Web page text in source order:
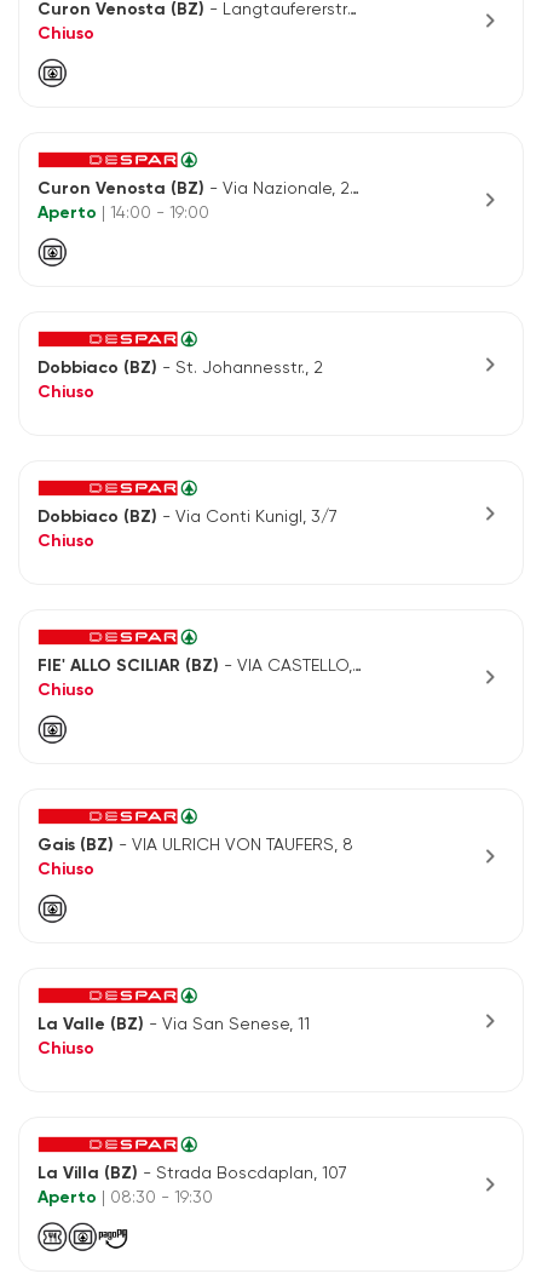
Curon Venosta (BZ) - Langtaufererstrasse n.2
Chiuso
chevron_right
Curon Venosta (BZ) - Via Nazionale, 21/a
Aperto
| 14:00 - 19:00 chevron_right
Dobbiaco (BZ) - St. Johannesstr., 2
Chiuso
chevron_right
Dobbiaco (BZ) - Via Conti Kunigl, 3/7
Chiuso
chevron_right
FIE' ALLO SCILIAR (BZ) - VIA CASTELLO, 4
Chiuso
chevron_right
Gais (BZ) - VIA ULRICH VON TAUFERS, 8
Chiuso
chevron_right
La Valle (BZ) - Via San Senese, 11
Chiuso
chevron_right
La Villa (BZ) - Strada Boscdaplan, 107
Aperto
| 08:30 - 19:30 chevron_right